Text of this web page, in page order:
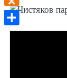
Odnoklassniki
Отправить